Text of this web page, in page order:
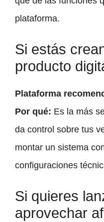
plataforma.
Si estás
producto
Plataforma
Por qué: Es la más
da control sobre tus
montar un sistema
configuraciones
Si quieres
aprovechar